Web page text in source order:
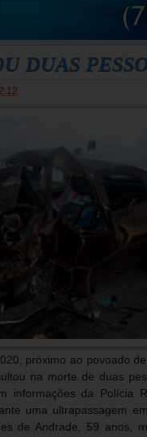
DUAS
próximo ao povoado
na morte de duas
informações da Polícia
uma ultrapassagem
de Andrade, 59 anos,